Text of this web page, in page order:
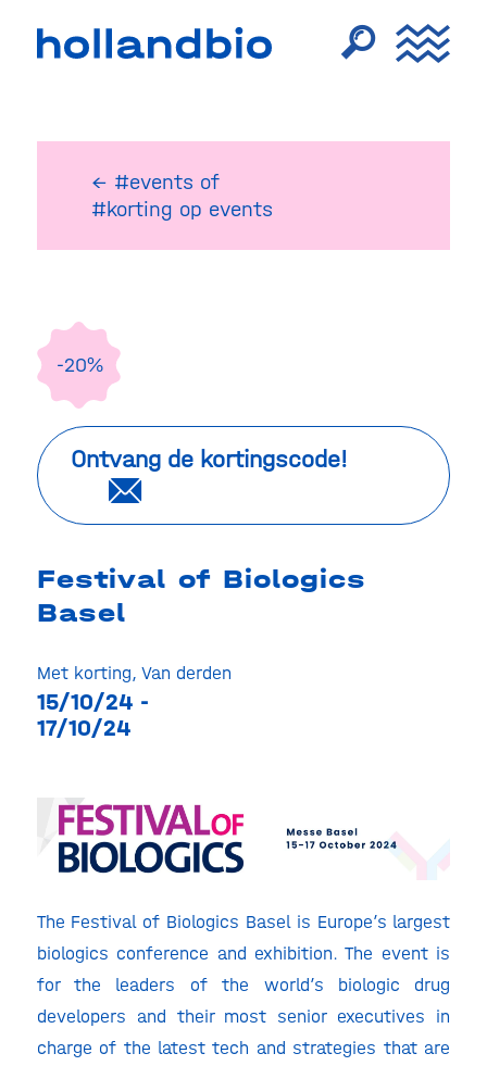
← #events of
#korting op events
-20%
Ontvang de kortingscode!
Festival of Biologics
Basel
Met korting, Van derden
15/10/24 -
17/10/24
The Festival of Biologics Basel is Europe’s largest
biologics conference and exhibition. The event is
for the leaders of the world’s biologic drug
developers and their most senior executives in
charge of the latest tech and strategies that are